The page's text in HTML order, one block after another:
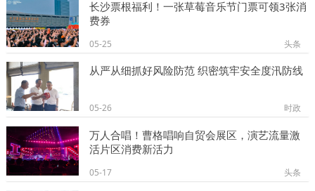
长沙票根福利！一张草莓音乐节门票可领3张消
费券
05-25 头条
从严从细抓好风险防范 织密筑牢安全度汛防线
05-26 时政
万人合唱！曹格唱响自贸会展区，演艺流量激
活片区消费新活力
05-17 头条